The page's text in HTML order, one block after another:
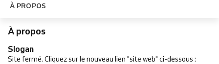
À PROPOS
À propos
Slogan
Site fermé. Cliquez sur le nouveau lien "site web" ci-dessous :